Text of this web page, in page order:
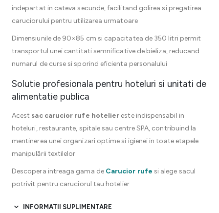
indepartat in cateva secunde, facilitand golirea si pregatirea
caruciorului pentru utilizarea urmatoare
Dimensiunile de 90×85 cm si capacitatea de 350 litri permit
transportul unei cantitati semnificative de bieliza, reducand
numarul de curse si sporind eficienta personalului
Solutie profesionala pentru hoteluri si unitati de
alimentatie publica
Acest sac carucior rufe hotelier este indispensabil in
hoteluri, restaurante, spitale sau centre SPA, contribuind la
mentinerea unei organizari optime si igienei in toate etapele
manipulării textilelor
Descopera intreaga gama de Carucior rufe si alege sacul
potrivit pentru caruciorul tau hotelier
INFORMATII SUPLIMENTARE